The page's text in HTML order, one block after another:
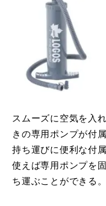
スムーズに空気を入
きの専用ポンプが付属
持ち運びに便利な付
使えば専用ポンプを
ち運ぶことができる。